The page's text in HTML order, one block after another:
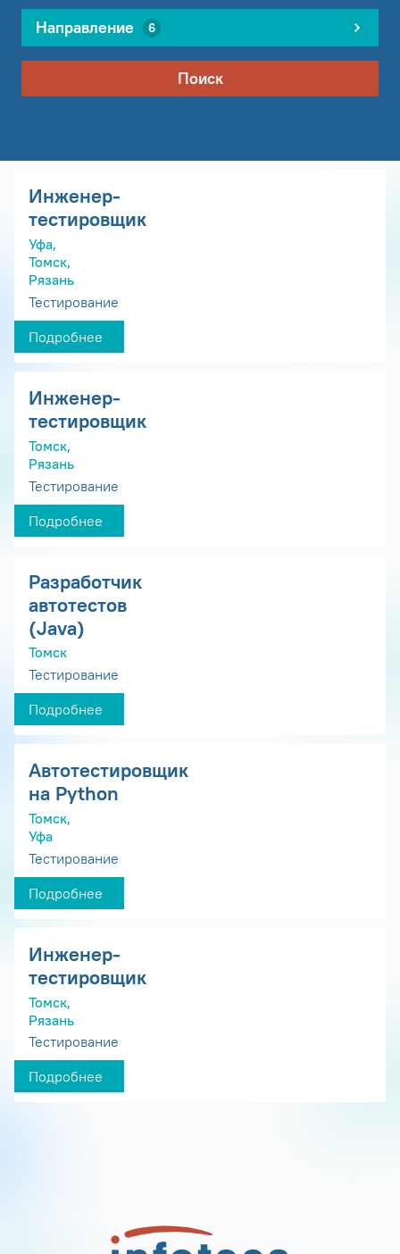
Направление 6
Поиск
Инженер-
тестировщик
Уфа,
Томск,
Рязань
Тестирование
Подробнее
Инженер-
тестировщик
Томск,
Рязань
Тестирование
Подробнее
Разработчик
автотестов
(Java)
Томск
Тестирование
Подробнее
Автотестировщик
на Python
Томск,
Уфа
Тестирование
Подробнее
Инженер-
тестировщик
Томск,
Рязань
Тестирование
Подробнее